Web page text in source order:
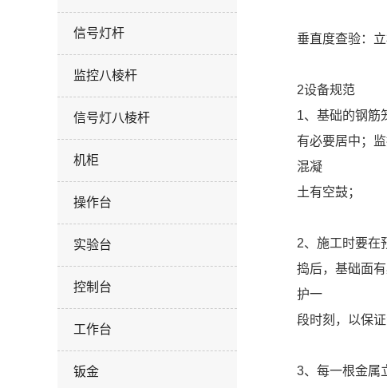
信号灯杆
监控八棱杆
信号灯八棱杆
机柜
操作台
实验台
控制台
工作台
钣金
垂直度查验：
2设备规范
1、基础的钢筋
有必要居中；
混凝
土有空鼓；
2、施工时要在
捣后，基础面
护一
段时刻，以保
3、每一根金属